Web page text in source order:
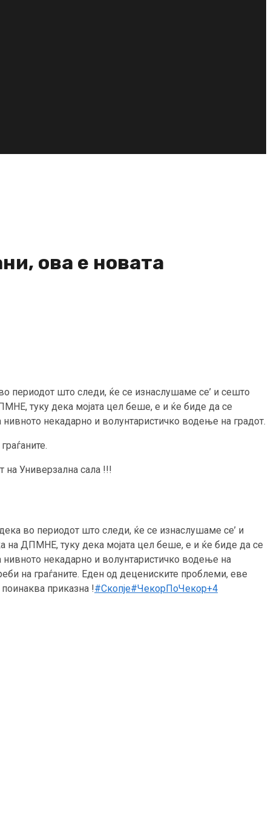
ова е новата
периодот што следи, ќе се изнаслушаме се’ и сешто
туку дека мојата цел беше, е и ќе биде да се
некадарно и волунтаристичко водење на градот.
на Универзална сала !!!
во периодот што следи, ќе се изнаслушаме се’ и
на ДПМНЕ, туку дека мојата цел беше, е и ќе биде да се
некадарно и волунтаристичко водење на
на граѓаните. Еден од децениските проблеми, еве
приказна !#Скопје#ЧекорПоЧекор+4